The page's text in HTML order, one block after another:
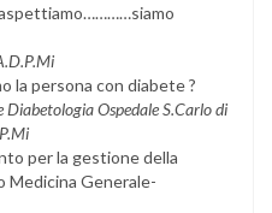
la persona con diabete ?
Ospedale S.Carlo di
per la gestione della
Medicina Generale-